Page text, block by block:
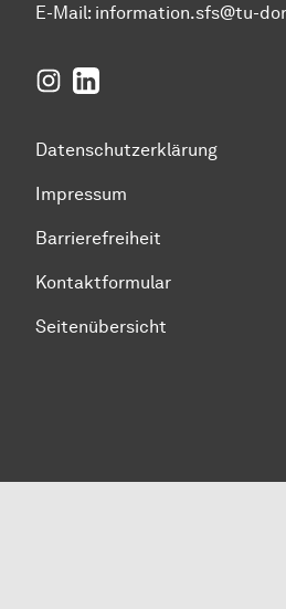
E-Mail: information.sfs@tu-
Instagram
LinkedIn
Datenschutzerklärung
Impressum
Barrierefreiheit
Kontaktformular
Seitenübersicht